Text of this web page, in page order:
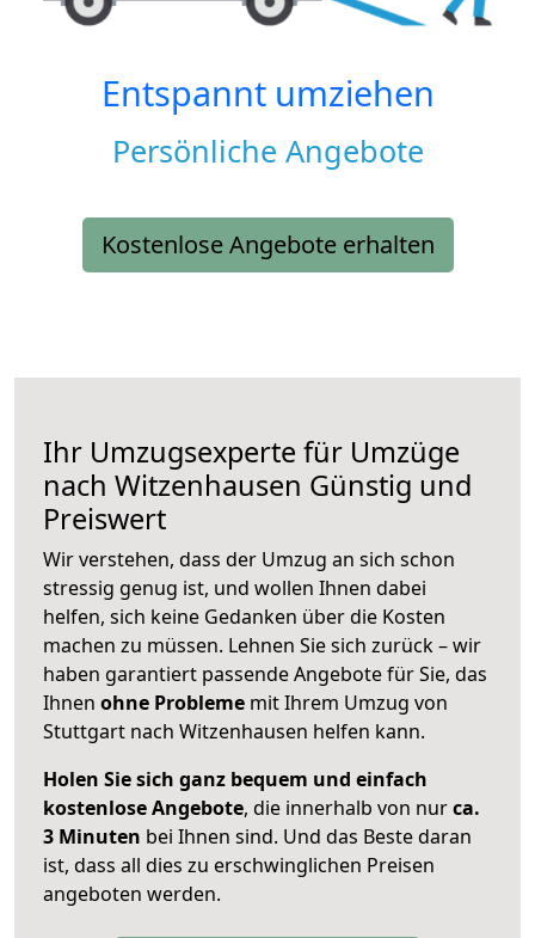
Entspannt umziehen
Persönliche Angebote
Kostenlose Angebote erhalten
Ihr Umzugsexperte für Umzüge
nach Witzenhausen Günstig und
Preiswert
Wir verstehen, dass der Umzug an sich schon
stressig genug ist, und wollen Ihnen dabei
helfen, sich keine Gedanken über die Kosten
machen zu müssen. Lehnen Sie sich zurück – wir
haben garantiert passende Angebote für Sie, das
Ihnen ohne Probleme mit Ihrem Umzug von
Stuttgart nach Witzenhausen helfen kann.
Holen Sie sich ganz bequem und einfach
kostenlose Angebote, die innerhalb von nurca.
3 Minuten bei Ihnen sind. Und das Beste daran
ist, dass all dies zu erschwinglichen Preisen
angeboten werden.